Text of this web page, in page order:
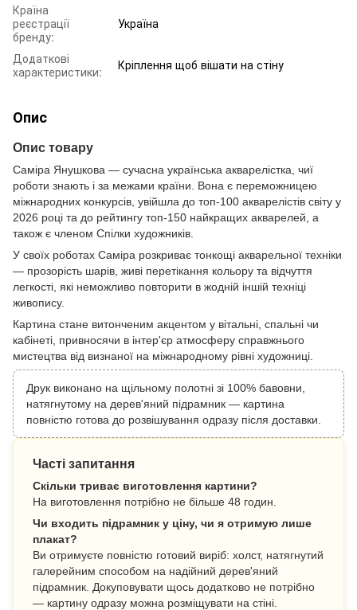
Країна
реєстрації
бренду:
Україна
Додаткові
характеристики:
Кріплення щоб вішати на стіну
Опис
Опис товару
Саміра Янушкова — сучасна українська акварелістка, чиї
роботи знають і за межами країни. Вона є переможницею
міжнародних конкурсів, увійшла до топ-100 акварелістів світу у
2026 році та до рейтингу топ-150 найкращих акварелей, а
також є членом Спілки художників.
У своїх роботах Саміра розкриває тонкощі акварельної техніки
— прозорість шарів, живі перетікання кольору та відчуття
легкості, які неможливо повторити в жодній іншій техніці
живопису.
Картина стане витонченим акцентом у вітальні, спальні чи
кабінеті, привносячи в інтер'єр атмосферу справжнього
мистецтва від визнаної на міжнародному рівні художниці.
Друк виконано на щільному полотні зі 100% бавовни,
натягнутому на дерев'яний підрамник — картина
повністю готова до розвішування одразу після доставки.
Часті запитання
Скільки триває виготовлення картини?
На виготовлення потрібно не більше 48 годин.
Чи входить підрамник у ціну, чи я отримую лише
плакат?
Ви отримуєте повністю готовий виріб: холст, натягнутий
галерейним способом на надійний дерев'яний
підрамник. Докуповувати щось додатково не потрібно
— картину одразу можна розміщувати на стіні.